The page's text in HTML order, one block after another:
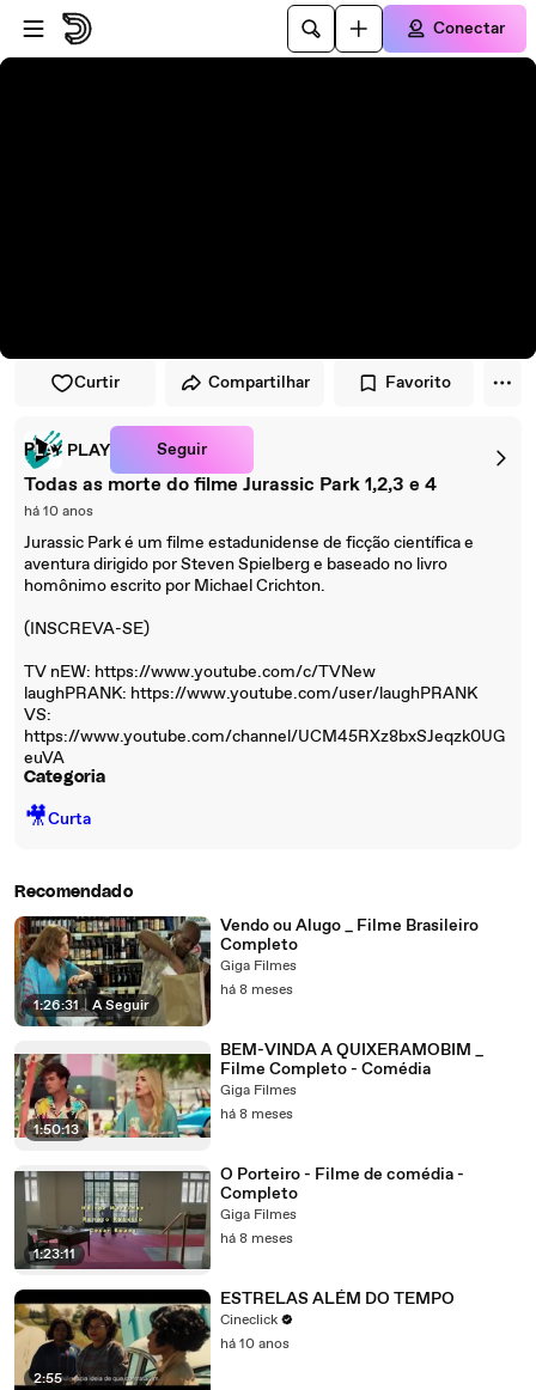
Pular para o player
Ir para o conteúdo principal
Conectar
Curtir Compartilhar Favorito
PLAY Seguir
Todas as morte do filme Jurassic Park 1,2,3 e 4
há 10 anos
Jurassic Park é um filme estadunidense de ficção científica e
aventura dirigido por Steven Spielberg e baseado no livro
homônimo escrito por Michael Crichton.
(INSCREVA-SE)
TV nEW: https://www.youtube.com/c/TVNew
laughPRANK: https://www.youtube.com/user/laughPRANK
VS:
https://www.youtube.com/channel/UCM45RXz8bxSJeqzk0UG
euVA
Categoria
🎥Curta
Recomendado
1:26:31 | A Seguir
Vendo ou Alugo _ Filme Brasileiro
Completo
Giga Filmes
há 8 meses
1:50:13
BEM-VINDA A QUIXERAMOBIM _
Filme Completo - Comédia
Giga Filmes
há 8 meses
1:23:11
O Porteiro - Filme de comédia -
Completo
Giga Filmes
há 8 meses
2:55
ESTRELAS ALÉM DO TEMPO
Cineclick
há 10 anos